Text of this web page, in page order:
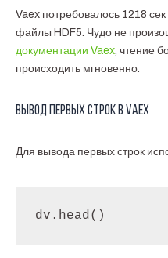
Vaex потребовалось 1218
файлы HDF5. Чудо не
документации Vaex , чтение
происходить мгновенно.
Вывод первых строк в Vaex
Для вывода первых строк
dv.head()